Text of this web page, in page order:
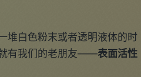
堆白色粉末或者透明液体的时
有我们的老朋友——表面活性